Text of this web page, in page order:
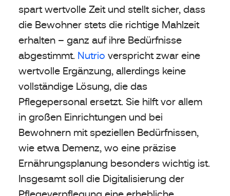
spart wertvolle Zeit und stellt sicher, dass
die Bewohner stets die richtige Mahlzeit
erhalten – ganz auf ihre Bedürfnisse
abgestimmt. Nutrio verspricht zwar eine
wertvolle Ergänzung, allerdings keine
vollständige Lösung, die das
Pflegepersonal ersetzt. Sie hilft vor allem
in großen Einrichtungen und bei
Bewohnern mit speziellen Bedürfnissen,
wie etwa Demenz, wo eine präzise
Ernährungsplanung besonders wichtig ist.
Insgesamt soll die Digitalisierung der